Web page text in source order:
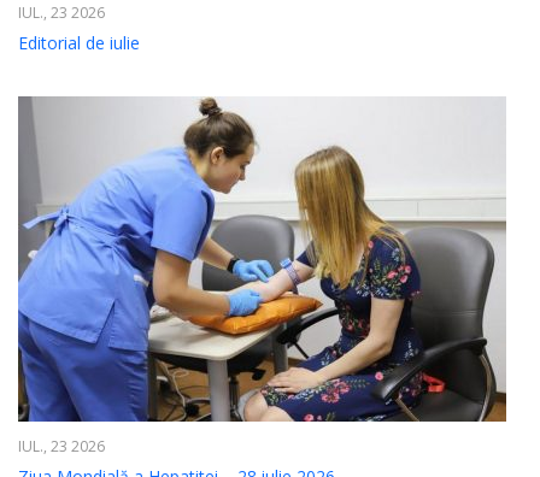
IUL., 23 2026
Editorial de iulie
IUL., 23 2026